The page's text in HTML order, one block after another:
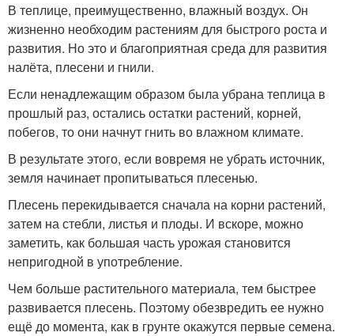
В теплице, преимущественно, влажный воздух. Он
жизненно необходим растениям для быстрого роста и
развития. Но это и благоприятная среда для развития
налёта, плесени и гнили.
Если ненадлежащим образом была убрана теплица в
прошлый раз, остались остатки растений, корней,
побегов, то они начнут гнить во влажном климате.
В результате этого, если вовремя не убрать источник,
земля начинает пропитываться плесенью.
Плесень перекидывается сначала на корни растений,
затем на стебли, листья и плоды. И вскоре, можно
заметить, как большая часть урожая становится
непригодной в употребление.
Чем больше растительного материала, тем быстрее
развивается плесень. Поэтому обезвредить ее нужно
ещё до момента, как в грунте окажутся первые семена.